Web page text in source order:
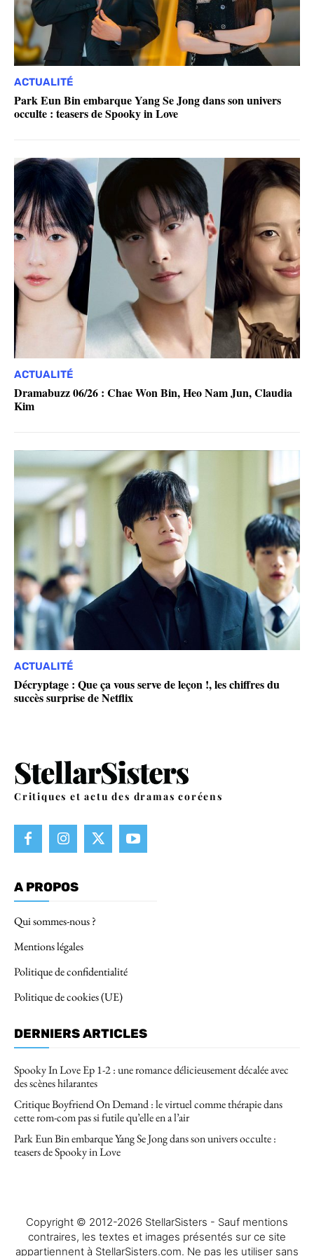
ACTUALITÉ
Park Eun Bin embarque Yang Se Jong dans son univers
occulte : teasers de Spooky in Love
ACTUALITÉ
Dramabuzz 06/26 : Chae Won Bin, Heo Nam Jun, Claudia
Kim
ACTUALITÉ
Décryptage : Que ça vous serve de leçon !, les chiffres du
succès surprise de Netflix
Critiques et actu des dramas coréens
A PROPOS
Qui sommes-nous ?
Mentions légales
Politique de confidentialité
Politique de cookies (UE)
DERNIERS ARTICLES
Spooky In Love Ep 1-2 : une romance délicieusement décalée avec
des scènes hilarantes
Critique Boyfriend On Demand : le virtuel comme thérapie dans
cette rom-com pas si futile qu’elle en a l’air
Park Eun Bin embarque Yang Se Jong dans son univers occulte :
teasers de Spooky in Love
Copyright © 2012-2026 StellarSisters - Sauf mentions
contraires, les textes et images présentés sur ce site
appartiennent à StellarSisters.com. Ne pas les utiliser sans